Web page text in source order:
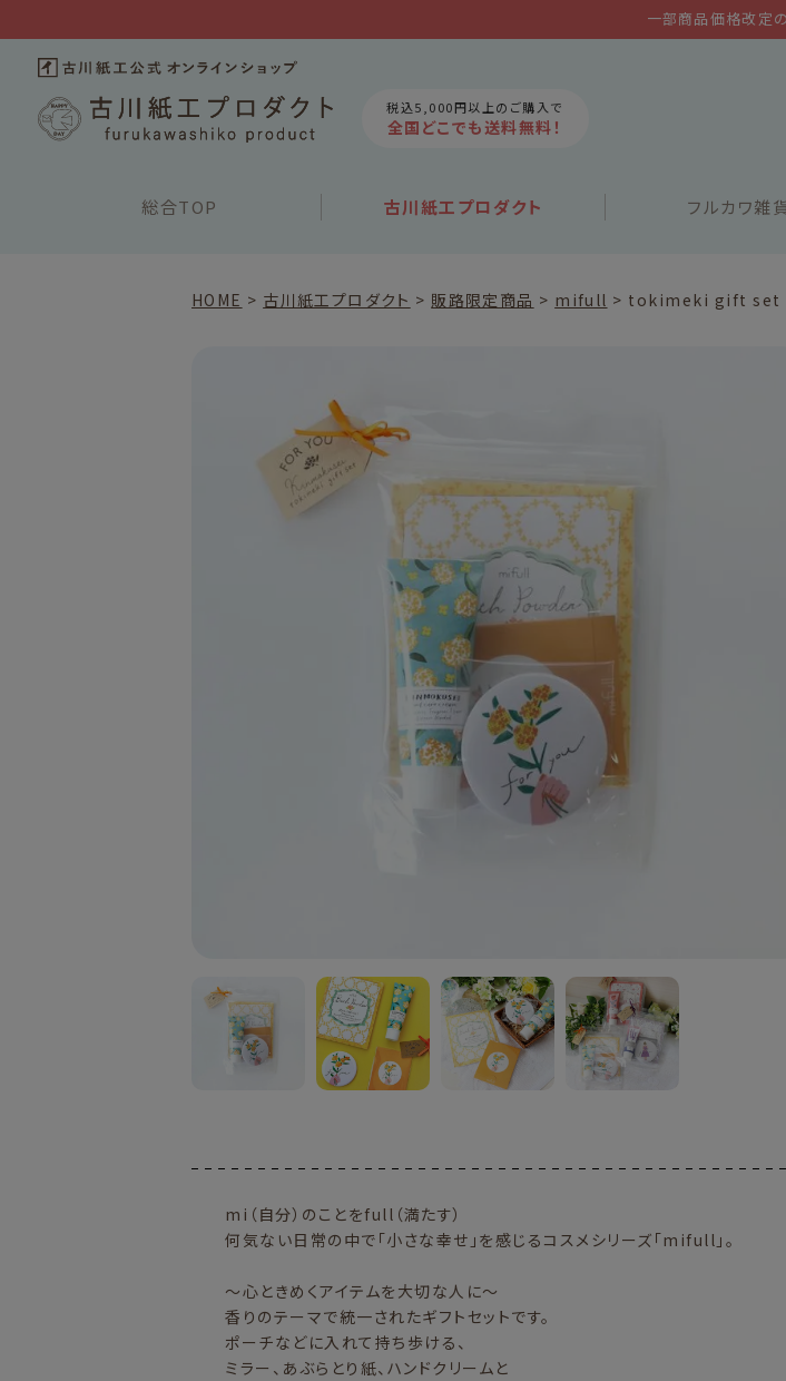
一部商品価格改定
税込5,000円以上のご購入で
全国どこでも送料無料！
総合TOP 古川紙工プロダクト フルカワ雑
HOME 古川紙工プロダクト 販路限定商品 mifull tokimeki gift set
mi（自分）のことをfull（満たす）
何気ない日常の中で「小さな幸せ」を感じるコスメシリーズ「mifull」。
～心ときめくアイテムを大切な人に～
香りのテーマで統一されたギフトセットです。
ポーチなどに入れて持ち歩ける、
ミラー、あぶらとり紙、ハンドクリームと